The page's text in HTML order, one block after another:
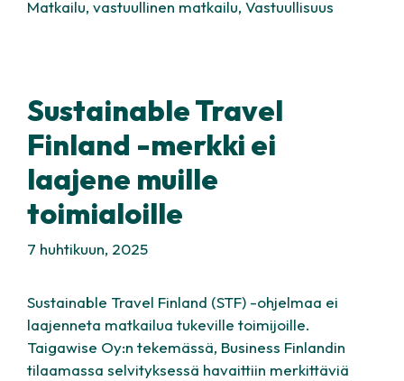
Matkailu, vastuullinen matkailu, Vastuullisuus
Sustainable Travel
Finland -merkki ei
laajene muille
toimialoille
7 huhtikuun, 2025
Sustainable Travel Finland (STF) -ohjelmaa ei
laajenneta matkailua tukeville toimijoille.
Taigawise Oy:n tekemässä, Business Finlandin
tilaamassa selvityksessä havaittiin merkittäviä